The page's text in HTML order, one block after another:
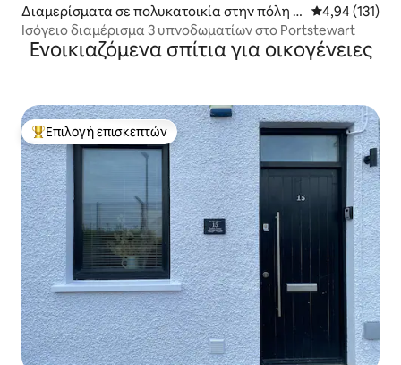
Διαμερίσματα σε πολυκατοικία στην πόλη C
auseway Coast and Glens
Μέση
4,94 (131)
Ισόγειο διαμέρισμα 3 υπνοδωματίων στο Portstewart
Ενοικιαζόμενα σπίτια για οικογένειες
Κορυφαία επιλογή επισκεπτών
Επιλογή επισκεπτών